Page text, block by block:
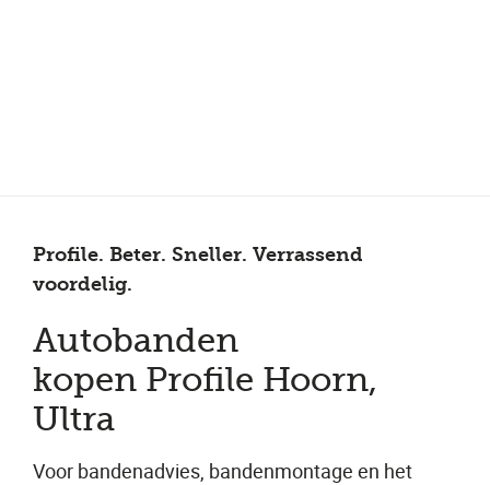
Profile. Beter. Sneller. Verrassend
voordelig.
Autobanden
kopen Profile Hoorn,
Ultra
Voor bandenadvies, bandenmontage en het